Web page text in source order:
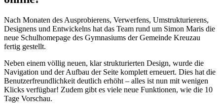
Nach Monaten des Ausprobierens, Verwerfens, Umstrukturierens,
Designens und Entwickelns hat das Team rund um Simon Maris die
neue Schulhomepage des Gymnasiums der Gemeinde Kreuzau
fertig gestellt.
Neben einem völlig neuen, klar strukturierten Design, wurde die
Navigation und der Aufbau der Seite komplett erneuert. Dies hat die
Benutzerfreundlichkeit deutlich erhöht – alles ist nun mit wenigen
Klicks verfügbar! Zudem gibt es viele neue Funktionen, wie die 10
Tage Vorschau.